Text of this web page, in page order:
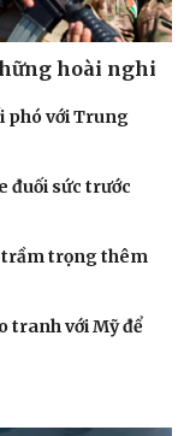
hoài nghi
phó với Trung
đuối sức trước
trầm trọng thêm
tranh với Mỹ để